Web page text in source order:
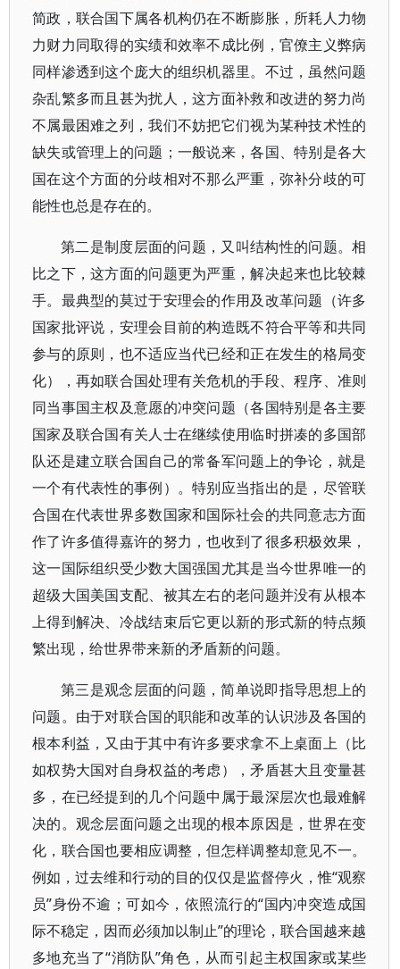
简政，联合国下属各机构仍在不断膨胀，所耗人力物
力财力同取得的实绩和效率不成比例，官僚主义弊病
同样渗透到这个庞大的组织机器里。不过，虽然问题
杂乱繁多而且甚为扰人，这方面补救和改进的努力尚
不属最困难之列，我们不妨把它们视为某种技术性的
缺失或管理上的问题；一般说来，各国、特别是各大
国在这个方面的分歧相对不那么严重，弥补分歧的可
能性也总是存在的。
第二是制度层面的问题，又叫结构性的问题。相
比之下，这方面的问题更为严重，解决起来也比较棘
手。最典型的莫过于安理会的作用及改革问题（许多
国家批评说，安理会目前的构造既不符合平等和共同
参与的原则，也不适应当代已经和正在发生的格局变
化），再如联合国处理有关危机的手段、程序、准则
同当事国主权及意愿的冲突问题（各国特别是各主要
国家及联合国有关人士在继续使用临时拼凑的多国部
队还是建立联合国自己的常备军问题上的争论，就是
一个有代表性的事例）。特别应当指出的是，尽管联
合国在代表世界多数国家和国际社会的共同意志方面
作了许多值得嘉许的努力，也收到了很多积极效果，
这一国际组织受少数大国强国尤其是当今世界唯一的
超级大国美国支配、被其左右的老问题并没有从根本
上得到解决、冷战结束后它更以新的形式新的特点频
繁出现，给世界带来新的矛盾新的问题。
第三是观念层面的问题，简单说即指导思想上的
问题。由于对联合国的职能和改革的认识涉及各国的
根本利益，又由于其中有许多要求拿不上桌面上（比
如权势大国对自身权益的考虑），矛盾甚大且变量甚
多，在已经提到的几个问题中属于最深层次也最难解
决的。观念层面问题之出现的根本原因是，世界在变
化，联合国也要相应调整，但怎样调整却意见不一。
例如，过去维和行动的目的仅仅是监督停火，惟“观察
员”身份不逾；可如今，依照流行的“国内冲突造成国
际不稳定，因而必须加以制止”的理论，联合国越来越
多地充当了“消防队”角色，从而引起主权国家或某些